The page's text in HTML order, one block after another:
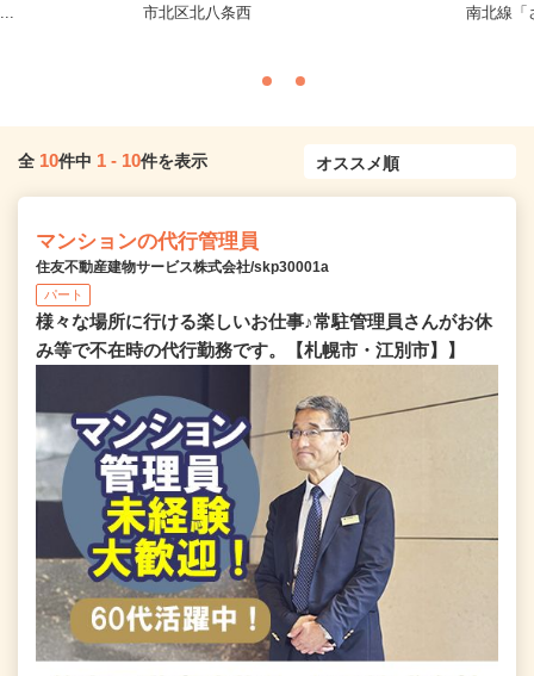
市北区北八条西
南北線「
全 10件中 1 - 10件を表示
マンションの代行管理員
住友不動産建物サービス株式会社/skp30001a
パート
様々な場所に行ける楽しいお仕事♪常駐管理員さんがお休
み等で不在時の代行勤務です。【札幌市・江別市】】